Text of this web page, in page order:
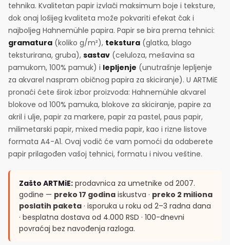
tehnika. Kvalitetan papir izvlači maksimum boje i teksture,
dok onaj lošijeg kvaliteta može pokvariti efekat čak i
najboljeg Hahnemühle papira. Papir se bira prema tehnici:
gramatura (koliko g/m²), tekstura (glatka, blago
teksturirana, gruba), sastav (celuloza, mešavina sa
pamukom, 100% pamuk) i lepljenje (unutrašnje lepljenje
za akvarel naspram običnog papira za skiciranje). U ARTMiE
pronaći ćete širok izbor proizvoda: Hahnemühle akvarel
blokove od 100% pamuka, blokove za skiciranje, papire za
akril i ulje, papir za markere, papir za pastel, paus papir,
milimetarski papir, mixed media papir, kao i rizne listove
formata A4-A1. Ovaj vodič će vam pomoći da odaberete
papir prilagođen vašoj tehnici, formatu i nivou veštine.
Zašto ARTMiE: prodavnica za umetnike od 2007.
godine — preko 17 godina iskustva · preko 2 miliona
poslatih paketa · isporuka u roku od 2–3 radna dana
· besplatna dostava od 4.000 RSD · 100-dnevni
povraćaj bez navođenja razloga.